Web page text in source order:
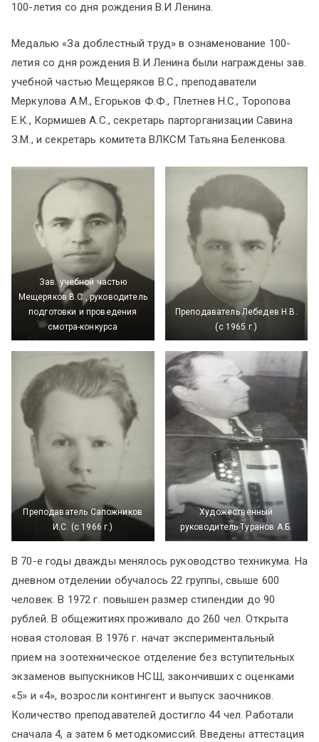
100-летия со дня рождения В.И Ленина.
Медалью «За доблестный труд» в ознаменование 100-
летия со дня рождения В.И Ленина были награждены зав.
учебной частью Мещеряков В.С., преподаватели
Меркулова А.М., Егорьков Ф.Ф., Плетнев Н.С., Торопова
Е.К., Кормишев А.С., секретарь парторганизации Савина
З.М., и секретарь комитета ВЛКСМ Татьяна Беленкова.
Зав. учебной частью
Мещеряков В.С., руководитель
подготовки и проведения
смотра-конкурса
Преподаватель Лебедев Н.В.
(с 1965 г.)
Преподаватель Сапожников
И.С. (с 1966 г.)
Художественный
руководитель Туранов А.Б.
В 70-е годы дважды менялось руководство техникума. На
дневном отделении обучалось 22 группы, свыше 600
человек. В 1972 г. повышен размер стипендии до 90
рублей. В общежитиях проживало до 260 чел. Открыта
новая столовая. В 1976 г. начат экспериментальный
прием на зоотехническое отделение без вступительных
экзаменов выпускников НСШ, закончивших с оценками
«5» и «4», возросли контингент и выпуск заочников.
Количество преподавателей достигло 44 чел. Работали
сначала 4, а затем 6 методкомиссий. Введены аттестация